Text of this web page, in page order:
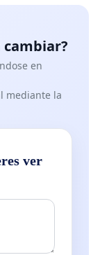
cambiar?
en
mediante la
ver